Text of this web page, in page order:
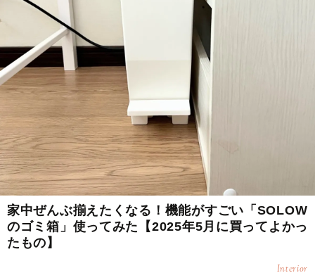
家中ぜんぶ揃えたくなる！機能がすごい「SOLOW
のゴミ箱」使ってみた【2025年5月に買ってよかっ
たもの】
Interior